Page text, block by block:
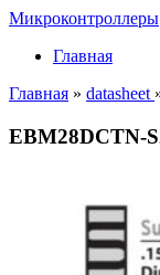
Микроконтроллеры
Главная
Главная » datasheet
EBM28DCTN-